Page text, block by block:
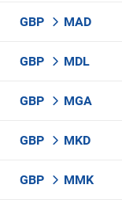
GBP MAD
GBP MDL
GBP MGA
GBP MKD
GBP MMK